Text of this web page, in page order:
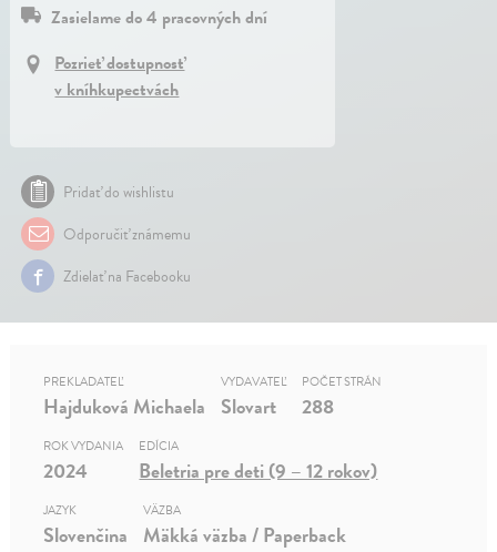
Zasielame do 4 pracovných dní
Pozrieť dostupnosť
v kníhkupectvách
Pridať do wishlistu
Odporučiť známemu
Zdielať na Facebooku
PREKLADATEĽ
Hajduková Michaela
VYDAVATEĽ
Slovart
POČET STRÁN
288
ROK VYDANIA
2024
EDÍCIA
Beletria pre deti (9 – 12 rokov)
JAZYK
Slovenčina
VÄZBA
Mäkká väzba / Paperback